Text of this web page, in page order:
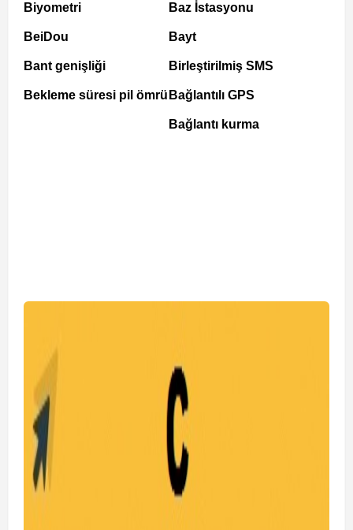
Biyometri
BeiDou
Bant genişliği
Bekleme süresi pil ömrü
Baz İstasyonu
Bayt
Birleştirilmiş SMS
Bağlantılı GPS
Bağlantı kurma